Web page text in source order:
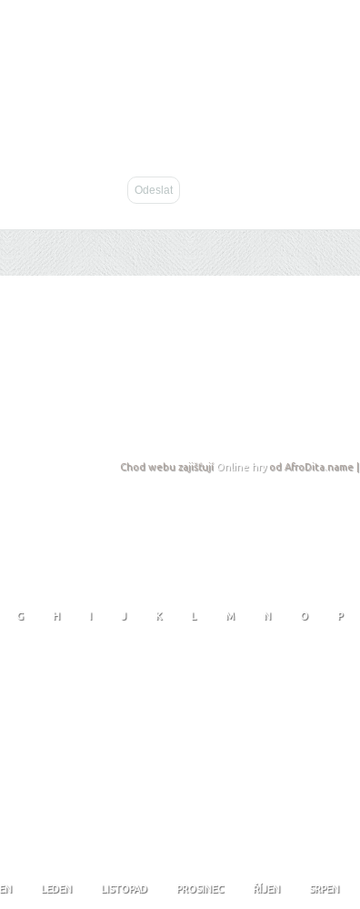
Chod webu zajišťují Online hryod AfroDita.name |
G H I J K L M N O P
LEDEN LISTOPAD PROSINEC ŘÍJEN SRPEN